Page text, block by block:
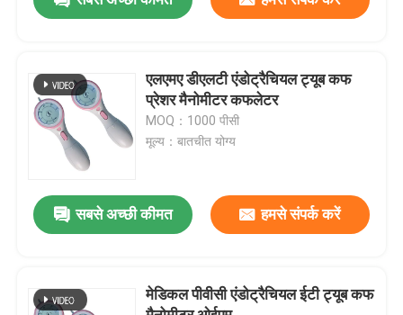
एलएमए डीएलटी एंडोट्रैचियल ट्यूब कफ
प्रेशर मैनोमीटर कफलेटर
MOQ：1000 पीसी
मूल्य：बातचीत योग्य
सबसे अच्छी कीमत हमसे संपर्क करें
मेडिकल पीवीसी एंडोट्रैचियल ईटी ट्यूब कफ